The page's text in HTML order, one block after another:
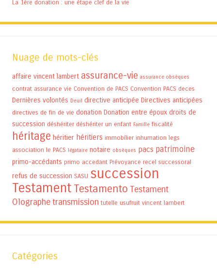
La 1ère donation : une étape clef de la vie
Nuage de mots-clés
affaire vincent lambert assurance-vie assurance obsèques
contrat assurance vie Convention de PACS Convention PACS deces
Dernières volontés Deuil directive anticipée Directives anticipées
directives de fin de vie donation Donation entre époux droits de
succession déshériter déshériter un enfant Famille fiscalité
héritage héritier héritiers immobilier inhumation legs
association le PACS légataire notaire obsèques pacs patrimoine
primo-accédants primo accedant Prévoyance recel successoral
refus de succession SASU succession
Testament Testamento Testament
Olographetransmission tutelle usufruit vincent lambert
Catégories